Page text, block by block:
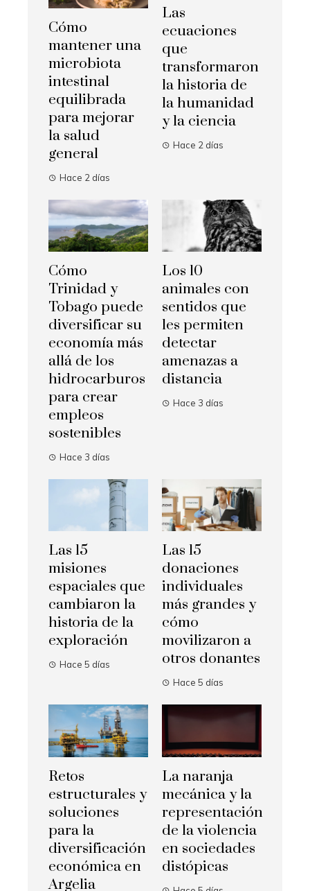
Cómo
mantener una
microbiota
intestinal
equilibrada
para mejorar
la salud
general
Hace 2 días
Las
ecuaciones
que
transformaron
la historia de
la humanidad
y la ciencia
Hace 2 días
Cómo
Trinidad y
Tobago puede
diversificar su
economía más
allá de los
hidrocarburos
para crear
empleos
sostenibles
Hace 3 días
Los 10
animales con
sentidos que
les permiten
detectar
amenazas a
distancia
Hace 3 días
Las 15
misiones
espaciales que
cambiaron la
historia de la
exploración
Hace 5 días
Las 15
donaciones
individuales
más grandes y
cómo
movilizaron a
otros donantes
Hace 5 días
Retos
estructurales y
soluciones
para la
diversificación
económica en
Argelia
La naranja
mecánica y la
representación
de la violencia
en sociedades
distópicas